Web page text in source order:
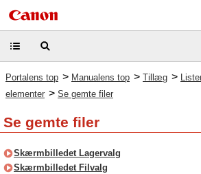
Portalens top > Manualens top > Tillæg >
elementer > Se gemte filer
Se gemte filer
Skærmbilledet Lagervalg
Skærmbilledet Filvalg